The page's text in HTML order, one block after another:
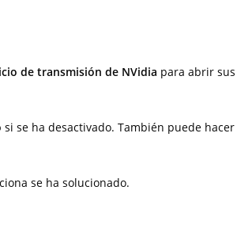
de transmisión de NVidia para abrir sus
si se ha desactivado. También puede hacer
se ha solucionado.